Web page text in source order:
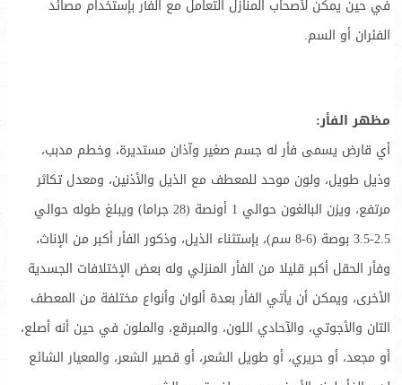
في حين يمكن لأصحاب المنازل التعامل مع الفأر بإستخدام مصائد
الفئران أو السم.
مظهر الفأر:
أي قارض يسمى فأر له جسم صغير وآذان مستديرة، وخطم مدبب،
وذيل طويل، ولون موحد للمعطف مع الذيل والأذنين، ومعدل تكاثر
مرتفع، ويزن البالغون حوالي 1 أونصة (28 جراما) ويبلغ طوله حوالي
2.5-3.5 بوصة (6-8 سم)، بإستثناء الذيل، وذكور الفأر أكبر من الإناث،
وفأر الحقل أكبر قليلا من الفأر المنزلي وله بعض الإختلافات الجسدية
الأخرى، ويمكن أن يأتي الفأر بعدة ألوان وأنواع مختلفة من المعطف
التان والأجوتي، والآحادي اللون، والمبرقع، والملون في حين أنه أصلع،
أو مجعد، أو حريري، أو طويل الشعر، أو قصير الشعر، والمعيار الشائع